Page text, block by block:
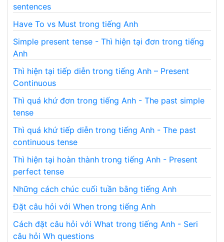
sentences
Have To vs Must trong tiếng Anh
Simple present tense - Thì hiện tại đơn trong tiếng
Anh
Thì hiện tại tiếp diễn trong tiếng Anh – Present
Continuous
Thì quá khứ đơn trong tiếng Anh - The past simple
tense
Thì quá khứ tiếp diễn trong tiếng Anh - The past
continuous tense
Thì hiện tại hoàn thành trong tiếng Anh - Present
perfect tense
Những cách chúc cuối tuần bằng tiếng Anh
Đặt câu hỏi với When trong tiếng Anh
Cách đặt câu hỏi với What trong tiếng Anh - Seri
câu hỏi Wh questions